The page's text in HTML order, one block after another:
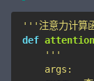
'''注意力计算
def attention